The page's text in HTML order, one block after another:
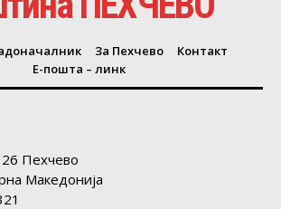
За Пехчево
Контакт
Е-пошта – линк
Пехчево
Македонија